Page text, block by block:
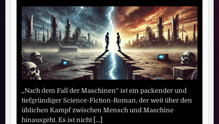
„Nach dem Fall der Maschinen“ ist ein packender und
tiefgründiger Science-Fiction-Roman, der weit über den
üblichen Kampf zwischen Mensch und Maschine
hinausgeht. Es ist nicht [...]